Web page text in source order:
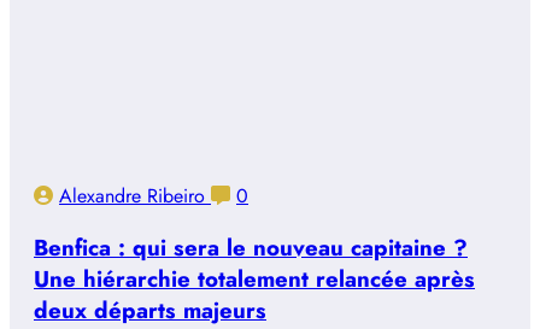
Alexandre Ribeiro 0
Benfica : qui sera le nouveau capitaine ?
Une hiérarchie totalement relancée après
deux départs majeurs